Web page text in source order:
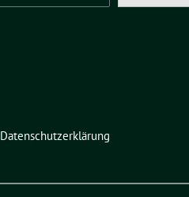
Datenschutzerklärung